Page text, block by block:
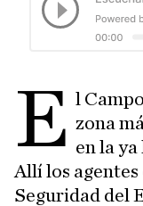
E l
zona
en la
Allí los agentes
Seguridad del